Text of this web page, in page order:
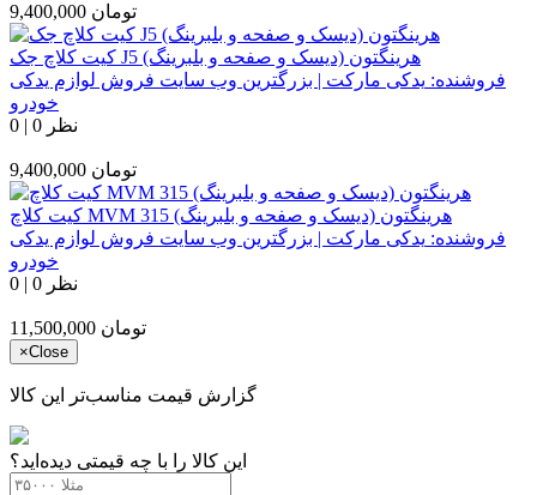
9,400,000 تومان
کیت کلاچ جک J5 هرینگتون (دیسک و صفحه و بلبرینگ)
فروشنده: یدکی مارکت | بزرگترین وب سایت فروش لوازم یدکی
خودرو
0 | 0 نظر
9,400,000 تومان
کیت کلاچ MVM 315 هرینگتون (دیسک و صفحه و بلبرینگ)
فروشنده: یدکی مارکت | بزرگترین وب سایت فروش لوازم یدکی
خودرو
0 | 0 نظر
11,500,000 تومان
×Close
گزارش قیمت مناسب‌تر این کالا
این کالا را با چه قیمتی دیده‌اید؟